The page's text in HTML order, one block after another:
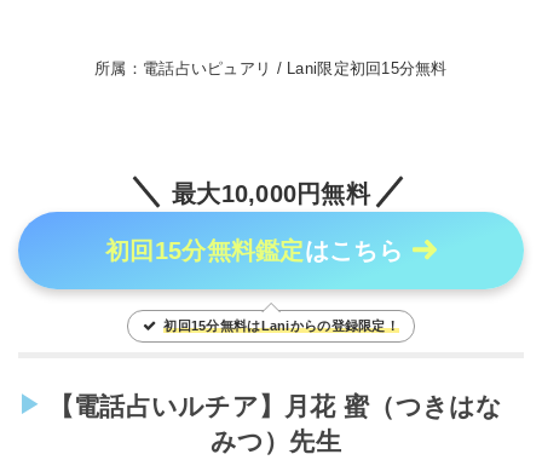
所属：電話占いピュアリ / Lani限定初回15分無料
最大10,000円無料
初回15分無料鑑定はこちら
初回15分無料はLaniからの登録限定！
【電話占いルチア】月花 蜜（つきはな
みつ）先生